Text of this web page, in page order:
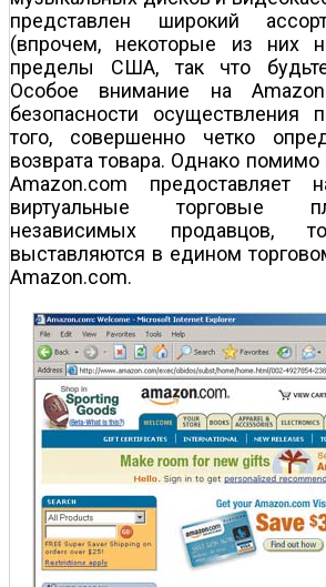
представлен широкий
(впрочем, некоторые из них
пределы США, так что
Особое внимание на
безопасности осуществления
того, совершенно четко
возврата товара. Однако
Amazon.com предоставляет
виртуальные торговые
независимых продавцов,
выставляются в едином
Amazon.com.